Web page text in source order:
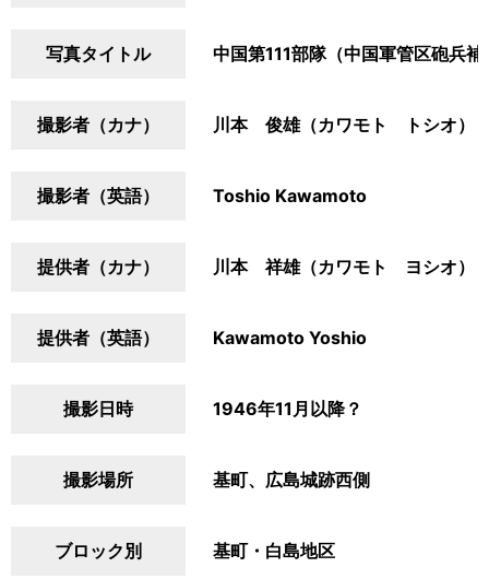
写真タイトル 中国第111部隊（中国軍管区砲兵
撮影者（カナ） 川本 俊雄（カワモト トシオ）
撮影者（英語） Toshio Kawamoto
提供者（カナ） 川本 祥雄（カワモト ヨシオ）
提供者（英語） Kawamoto Yoshio
撮影日時 1946年11月以降？
撮影場所 基町、広島城跡西側
ブロック別 基町・白島地区